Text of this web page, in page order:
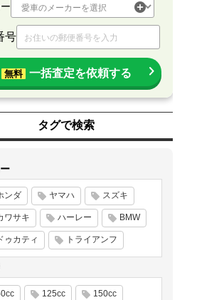
号
無料 一括査定を依頼する
タグで検索
ンダ ヤマハ スズキ
ワサキ ハーレー BMW
ゥカティ トライアンフ
125cc 150cc